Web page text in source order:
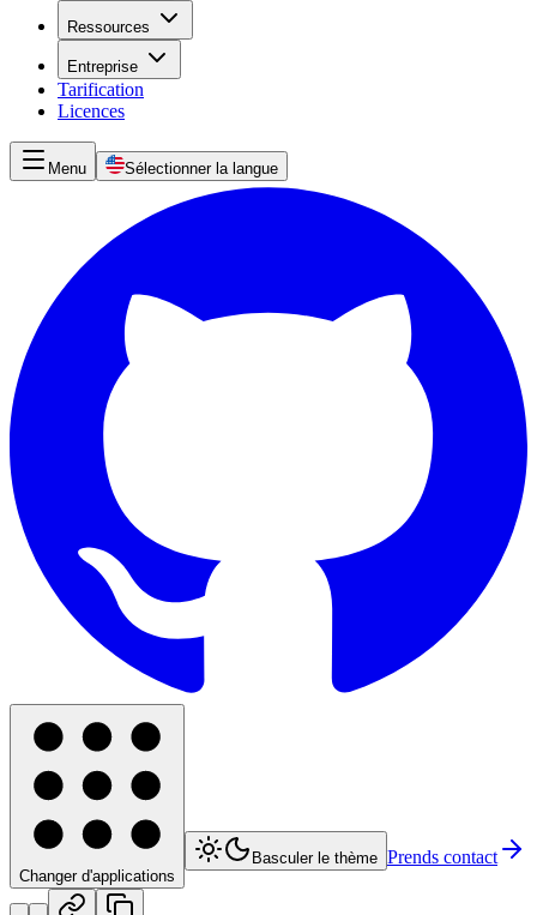
Ressources
Entreprise
Tarification
Licences
Menu Sélectionner la langue
Changer d'applications
Basculer le thème Prends contact